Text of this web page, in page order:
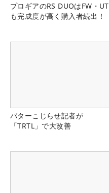
プロギアのRS DUOはFW・UT
も完成度が高く購入者続出！
パターこじらせ記者が
「TRTL」で大改善